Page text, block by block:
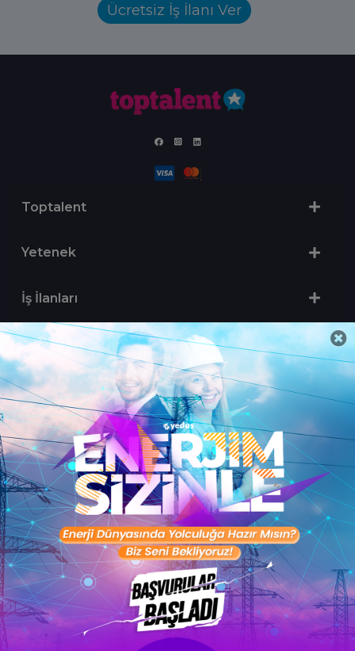
Ücretsiz İş İlanı Ver
Toptalent
Yetenek
İş İlanları
Sertifika Programları
Yetenek Testleri
İşveren
Toptalent Marka ve İnsan Kaynakları Danışmanlığı Limited Şirketi Özel İstihdam Bürosu
Olarak 11 / 11 / 2024 - 10 / 11 / 2027 tarihleri arasında faaliyette bulunmak üzere, Türkiye İş
Kurumu tarafından 05.11.2024 tarih ve 16998526 sayılı karar uyarınca 1251 nolu belge ile faaliyet
göstermektedir.Toptalent İş İlanları için tıklayın. 4904 sayılı kanun uyarınca iş arayanlardan
ücret alınmayacak ve menfaat temin edilmeyecektir.
Türkiye İş Kurumu İstanbul İl Müdürlüğü: 0 212 249 29 87 | Türkiye iş Kurumu İstanbul Çalışma
ve İş Kurumu Bahçelievler Hizmet Merkezi